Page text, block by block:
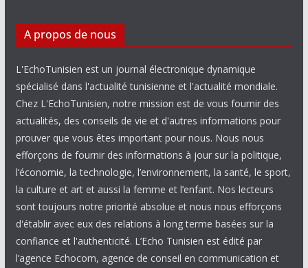
A propos de nous
L'EchoTunisien est un journal électronique dynamique
spécialisé dans l'actualité tunisienne et l'actualité mondiale.
Chez L'EchoTunisien, notre mission est de vous fournir des
actualités, des conseils de vie et d'autres informations pour
prouver que vous êtes important pour nous. Nous nous
efforçons de fournir des informations à jour sur la politique,
l’économie, la technologie, l’environnement, la santé, le sport,
la culture et art et aussi la femme et l’enfant. Nos lecteurs
sont toujours notre priorité absolue et nous nous efforçons
d'établir avec eux des relations à long terme basées sur la
confiance et l'authenticité. L’Echo Tunisien est édité par
l’agence Echocom, agence de conseil en communication et